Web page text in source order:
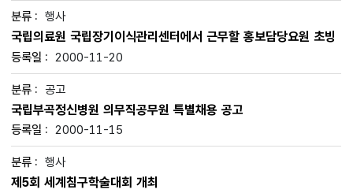
행사
국립의료원 국립장기이식관리센터에서 근무할 홍보담당요원 초빙
2000-11-20
공고
국립부곡정신병원 의무직공무원 특별채용 공고
2000-11-15
행사
제5회 세계침구학술대회 개최